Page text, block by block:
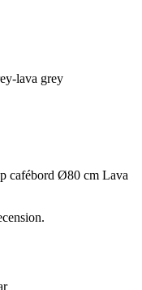
lava grey
cafébord Ø80 cm Lava